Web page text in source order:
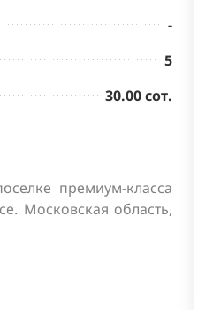
-
5
30.00 сот.
премиум-класса
Московская область,